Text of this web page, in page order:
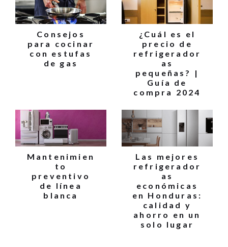
Consejos
para cocinar
con estufas
de gas
¿Cuál es el
precio de
refrigerador
as
pequeñas? |
Guía de
compra 2024
Mantenimien
to
preventivo
de línea
blanca
Las mejores
refrigerador
as
económicas
en Honduras:
calidad y
ahorro en un
solo lugar